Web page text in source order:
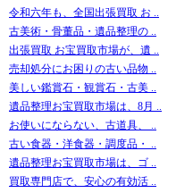
令和六年も、全国出張買取 お ..
古美術・骨董品・遺品整理の ..
出張買取 お宝買取市場が、遺 ..
売却処分にお困りの古い品物 ..
美しい鑑賞石・観賞石・古美 ..
遺品整理お宝買取市場は、8月 ..
お使いにならない、古道具、 ..
古い食器・洋食器・調度品・ ..
遺品整理お宝買取市場は、ゴ ..
買取専門店で、安心の有効活 ..